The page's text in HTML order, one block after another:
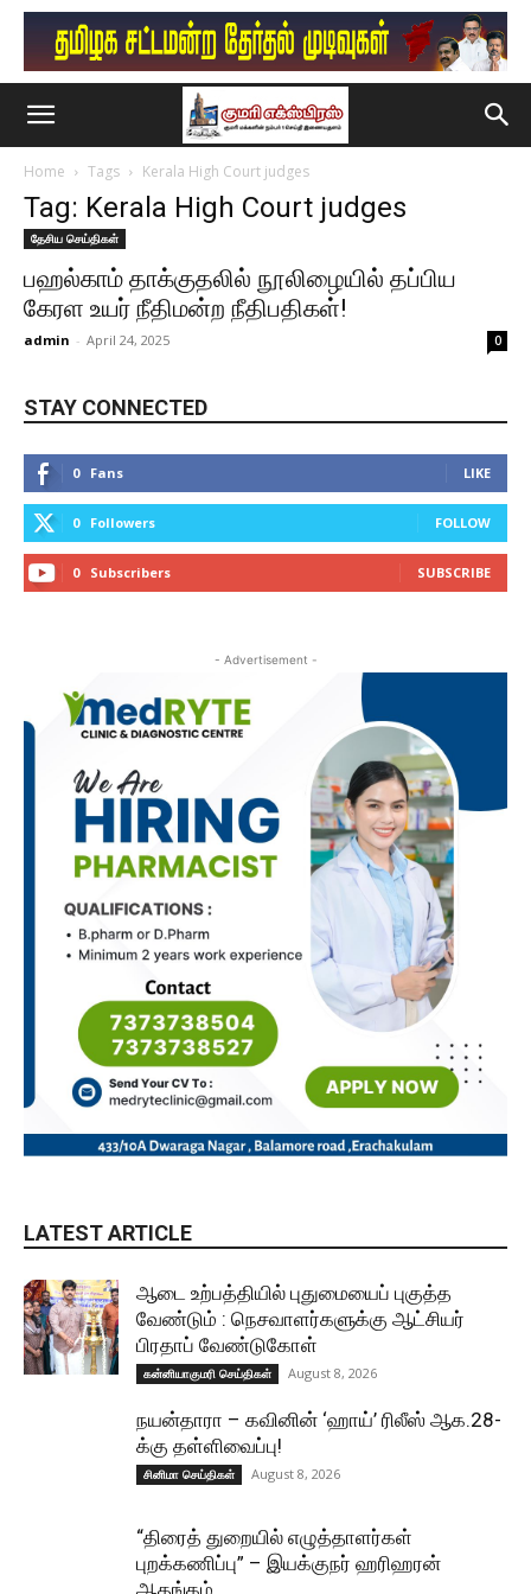
Home Tags Kerala High Court judges
Tag: Kerala High Court judges
தேசிய செய்திகள்
பஹல்காம் தாக்குதலில் நூலிழையில் தப்பிய
கேரள உயர் நீதிமன்ற நீதிபதிகள்!
admin - April 24, 2025 0
STAY CONNECTED
0 Fans LIKE
0 Followers FOLLOW
0 Subscribers SUBSCRIBE
- Advertisement -
LATEST ARTICLE
ஆடை உற்பத்தியில் புதுமையைப் புகுத்த
வேண்டும் : நெசவாளர்களுக்கு ஆட்சியர்
பிரதாப் வேண்டுகோள்
கன்னியாகுமரி செய்திகள் August 8, 2026
நயன்தாரா – கவினின் ‘ஹாய்’ ரிலீஸ் ஆக.28-
க்கு தள்ளிவைப்பு!
சினிமா செய்திகள் August 8, 2026
“திரைத் துறையில் எழுத்தாளர்கள்
புறக்கணிப்பு” – இயக்குநர் ஹரிஹரன்
ஆதங்கம்